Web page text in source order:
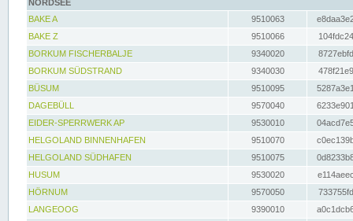
NORDSEE
BAKE A
9510063
BAKE Z
9510066
BORKUM FISCHERBALJE
9340020
BORKUM SÜDSTRAND
9340030
BÜSUM
9510095
DAGEBÜLL
9570040
EIDER-SPERRWERK AP
9530010
HELGOLAND BINNENHAFEN
9510070
HELGOLAND SÜDHAFEN
9510075
HUSUM
9530020
HÖRNUM
9570050
LANGEOOG
9390010